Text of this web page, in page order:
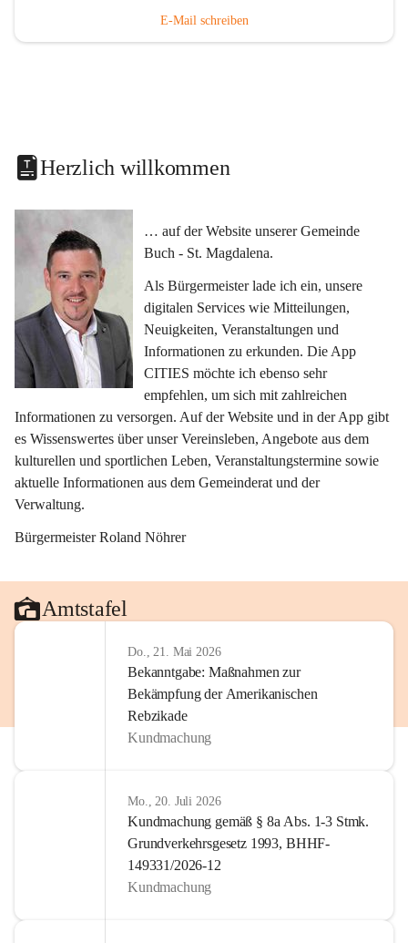
E-Mail schreiben
Herzlich willkommen
… auf der Website unserer Gemeinde
Buch - St. Magdalena.
Als Bürgermeister lade ich ein, unsere
digitalen Services wie Mitteilungen,
Neuigkeiten, Veranstaltungen und
Informationen zu erkunden. Die App
CITIES möchte ich ebenso sehr
empfehlen, um sich mit zahlreichen
Informationen zu versorgen. Auf der Website und in der App gibt
es Wissenswertes über unser Vereinsleben, Angebote aus dem
kulturellen und sportlichen Leben, Veranstaltungstermine sowie
aktuelle Informationen aus dem Gemeinderat und der
Verwaltung.
Bürgermeister Roland Nöhrer
Amtstafel
Do., 21. Mai 2026
Bekanntgabe: Maßnahmen zur
Bekämpfung der Amerikanischen
Rebzikade
Kundmachung
Mo., 20. Juli 2026
Kundmachung gemäß § 8a Abs. 1-3 Stmk.
Grundverkehrsgesetz 1993, BHHF-
149331/2026-12
Kundmachung